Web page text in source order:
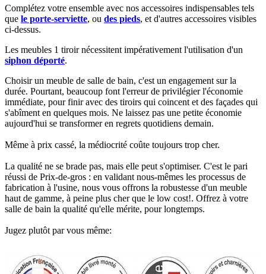
Complétez votre ensemble avec nos accessoires indispensables tels
que le porte-serviette, ou des pieds, et d'autres accessoires visibles
ci-dessus.​
Les meubles 1 tiroir nécessitent impérativement l'utilisation d'un
siphon déporté.​​
Choisir un meuble de salle de bain, c'est un engagement sur la
durée. Pourtant, beaucoup font l'erreur de privilégier l'économie
immédiate, pour finir avec des tiroirs qui coincent et des façades qui
s'abîment en quelques mois. Ne laissez pas une petite économie
aujourd'hui se transformer en regrets quotidiens demain.
Même à prix cassé, la médiocrité coûte toujours trop cher.
La qualité ne se brade pas, mais elle peut s'optimiser. C'est le pari
réussi de Prix-de-gros : en validant nous-mêmes les processus de
fabrication à l'usine, nous vous offrons la robustesse d'un meuble
haut de gamme, à peine plus cher que le low cost!. Offrez à votre
salle de bain la qualité qu'elle mérite, pour longtemps.
Jugez plutôt par vous même: